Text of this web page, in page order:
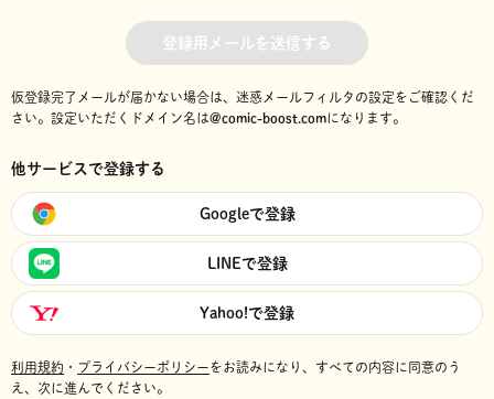
登録用メールを送信する
仮登録完了メールが届かない場合は、迷惑メールフィルタの設定をご確認くだ
さい。 設定いただくドメイン名は@comic-boost.comになります。
他サービスで登録する
Googleで登録
LINEで登録
Yahoo!で登録
利用規約 ・ プライバシーポリシーをお読みになり、 すべての内容に同意のう
え、次に進んでください。